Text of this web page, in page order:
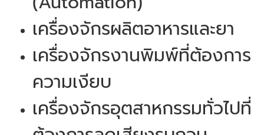
เครื่องจักรผลิตอาหารและยา
เครื่องจักรงานพิมพ์ที่ต้องการ
ความเงียบ
เครื่องจักรอุตสาหกรรมทั่วไปที่